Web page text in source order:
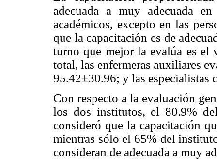
adecuada a muy adecuada
académicos, excepto en las
que la capacitación es de
turno que mejor la evalúa es el
total, las enfermeras auxiliares
95.42±30.96; y las especialistas
Con respecto a la evaluación
los dos institutos, el 80.9%
consideró que la capacitación
mientras sólo el 65% del
consideran de adecuada a muy